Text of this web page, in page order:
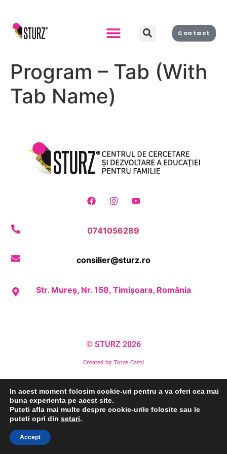
Contact
Program – Tab (With
Tab Name)
0741056289
consilier@sturz.ro
Str. Mureș, Nr. 158, Timișoara, România
© STURZ 2026
Created by Toros Carol
In acest moment folosim cookie-uri pentru a va oferi cea mai
buna experienta pe acest site.
Puteti afla mai multe despre cookie-urile folosite sau le
puteti opri din setari.
Accept